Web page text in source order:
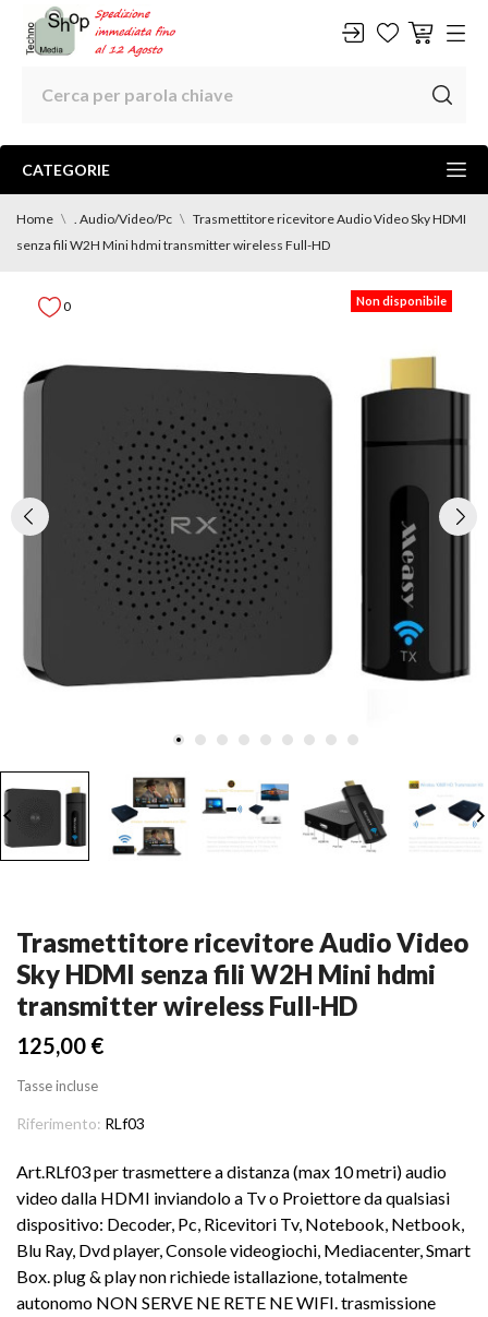
CATEGORIE
Home . Audio/Video/Pc
Trasmettitore ricevitore Audio Video Sky HDMI
senza fili W2H Mini hdmi transmitter wireless Full-HD
Non disponibile
0
Trasmettitore ricevitore Audio Video
Sky HDMI senza fili W2H Mini hdmi
transmitter wireless Full-HD
125,00 €
Tasse incluse
Riferimento: RLf03
Art.RLf03 per trasmettere a distanza (max 10 metri) audio
video dalla HDMI inviandolo a Tv o Proiettore da qualsiasi
dispositivo: Decoder, Pc, Ricevitori Tv, Notebook, Netbook,
Blu Ray, Dvd player, Console videogiochi, Mediacenter, Smart
Box. plug & play non richiede istallazione, totalmente
autonomo NON SERVE NE RETE NE WIFI. trasmissione